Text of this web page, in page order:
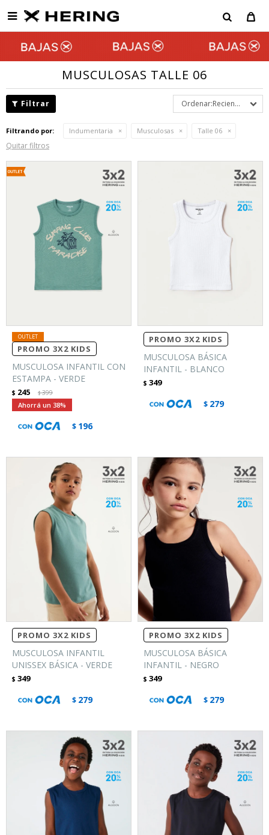

MUSCULOSAS TALLE 06
Recientes
Filtrando por: Indumentaria Musculosas Talle 06
Quitar filtros
PROMO 3X2 KIDS
MUSCULOSA INFANTIL CON
ESTAMPA - VERDE
$ 245 $399
38
$ 196
PROMO 3X2 KIDS
MUSCULOSA BÁSICA
INFANTIL - BLANCO
$ 349
$ 279
PROMO 3X2 KIDS
MUSCULOSA INFANTIL
UNISSEX BÁSICA - VERDE
$ 349
$ 279
PROMO 3X2 KIDS
MUSCULOSA BÁSICA
INFANTIL - NEGRO
$ 349
$ 279